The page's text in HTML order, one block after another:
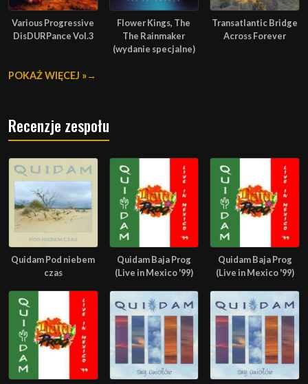
Various Progressive
DisDURPance Vol.3
Flower Kings, The
The Rainmaker
(wydanie specjalne)
Transatlantic Bridge
Across Forever
POKAŻ WIĘCEJ »
Recenzje zespołu
Quidam Pod niebem
czas
Quidam Baja Prog
(Live in Mexico '99)
Quidam Baja Prog
(Live in Mexico '99)